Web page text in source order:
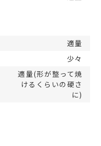
適量
少々
適量(形が整って焼
けるくらいの硬さ
に)